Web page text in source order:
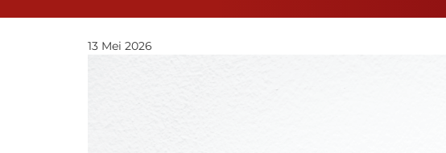
13 Mei 2026